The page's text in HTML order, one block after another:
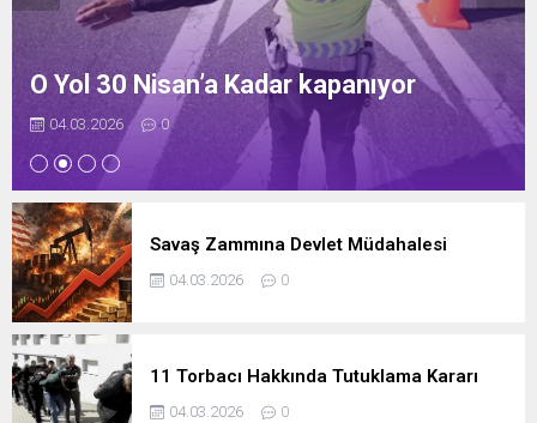
O Yol 30 Nisan’a Kadar kapanıyor
04.03.2026 0
Savaş Zammına Devlet Müdahalesi
04.03.2026 0
11 Torbacı Hakkında Tutuklama Kararı
04.03.2026 0